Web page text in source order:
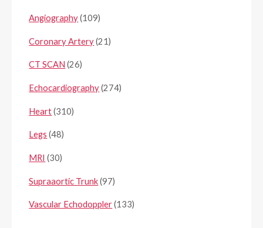
Angiography(109)
Coronary Artery(21)
CT SCAN (26)
Echocardiography(274)
Heart(310)
Legs (48)
MRI (30)
Supraaortic Trunk(97)
Vascular Echodoppler(133)